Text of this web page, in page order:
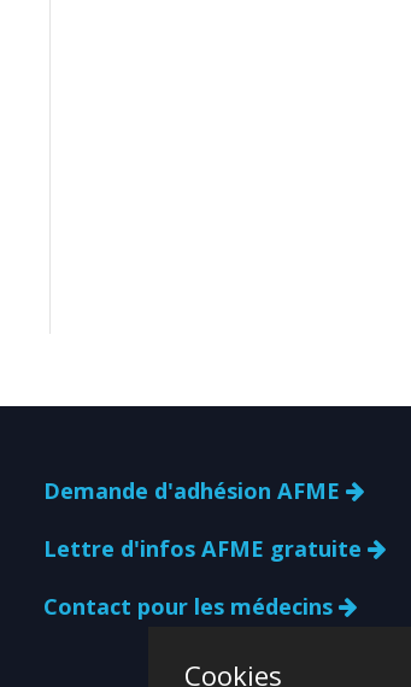
Demande d'adhésion AFME
Lettre d'infos AFME gratuite
Contact pour les médecins
Cookies